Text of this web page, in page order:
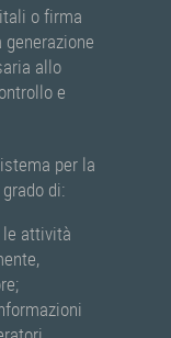
o firma
allo
e
per la
di:
attività